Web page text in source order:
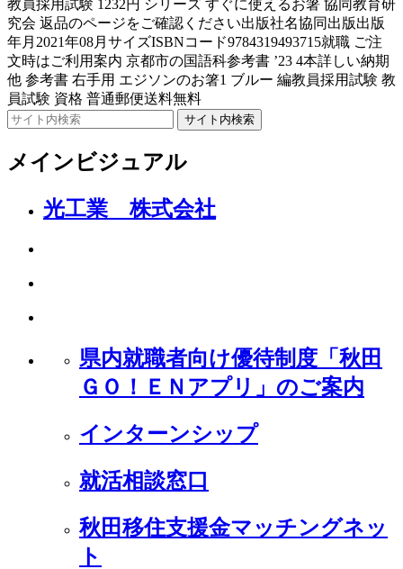
教員採用試験 1232円 シリーズ すぐに使えるお箸 協同教育研
究会 返品のページをご確認ください出版社名協同出版出版
年月2021年08月サイズISBNコード9784319493715就職 ご注
文時はご利用案内 京都市の国語科参考書 ’23 4本詳しい納期
他 参考書 右手用 エジソンのお箸1 ブルー 編教員採用試験 教
員試験 資格 普通郵便送料無料
サイト内検索
メインビジュアル
光工業 株式会社
県内就職者向け優待制度「秋田
ＧＯ！ＥＮアプリ」のご案内
インターンシップ
就活相談窓口
秋田移住支援金マッチングネッ
ト